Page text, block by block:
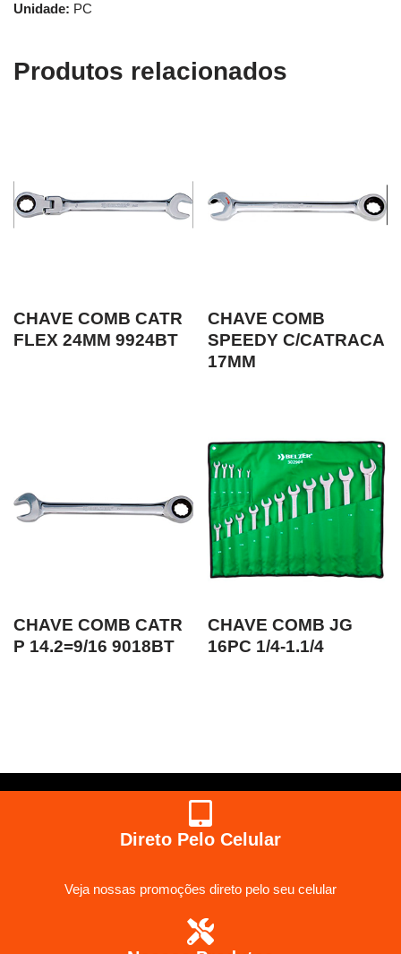
Unidade: PC
Produtos relacionados
CHAVE COMB CATR
FLEX 24MM 9924BT
CHAVE COMB
SPEEDY C/CATRACA
17MM
CHAVE COMB CATR
P 14.2=9/16 9018BT
CHAVE COMB JG
16PC 1/4-1.1/4
Direto Pelo Celular
Veja nossas promoções direto pelo seu celular